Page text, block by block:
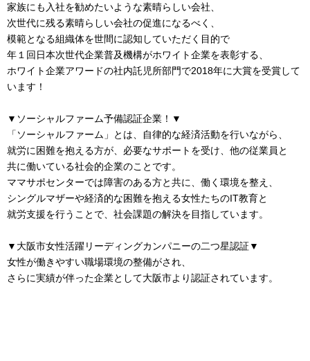
家族にも入社を勧めたいような素晴らしい会社、
次世代に残る素晴らしい会社の促進になるべく、
模範となる組織体を世間に認知していただく目的で
年１回日本次世代企業普及機構がホワイト企業を表彰する、
ホワイト企業アワードの社内託児所部門で2018年に大賞を受賞して
います！
▼ソーシャルファーム予備認証企業！▼
「ソーシャルファーム」とは、自律的な経済活動を行いながら、
就労に困難を抱える方が、必要なサポートを受け、他の従業員と
共に働いている社会的企業のことです。
ママサポセンターでは障害のある方と共に、働く環境を整え、
シングルマザーや経済的な困難を抱える女性たちのIT教育と
就労支援を行うことで、社会課題の解決を目指しています。
▼大阪市女性活躍リーディングカンパニーの二つ星認証▼
女性が働きやすい職場環境の整備がされ、
さらに実績が伴った企業として大阪市より認証されています。